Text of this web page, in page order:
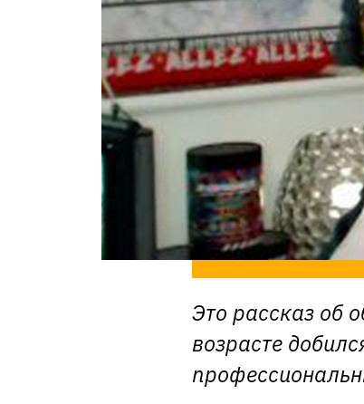
Это рассказ об
возрасте